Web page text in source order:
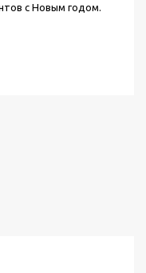
с Новым годом.